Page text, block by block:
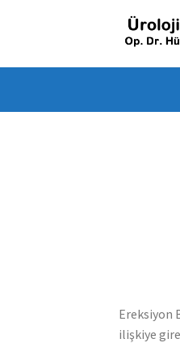
Ereksiyon
ilişkiye